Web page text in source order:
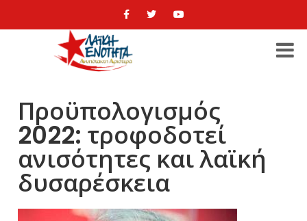
Προϋπολογισμός
2022: τροφοδοτεί
ανισότητες και λαϊκή
δυσαρέσκεια